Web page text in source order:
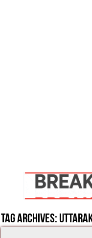
Tag Archives: